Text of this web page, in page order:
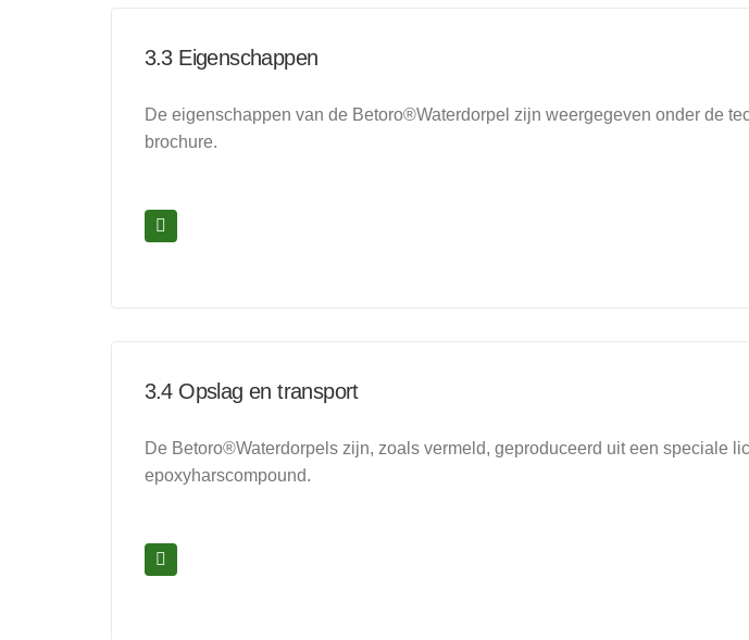
3.3 Eigenschappen
De eigenschappen van de Betoro®Waterdorpel zijn weergegeven onder de
brochure.
3.4 Opslag en transport
De Betoro®Waterdorpels zijn, zoals vermeld, geproduceerd uit een speciale
epoxyharscompound.